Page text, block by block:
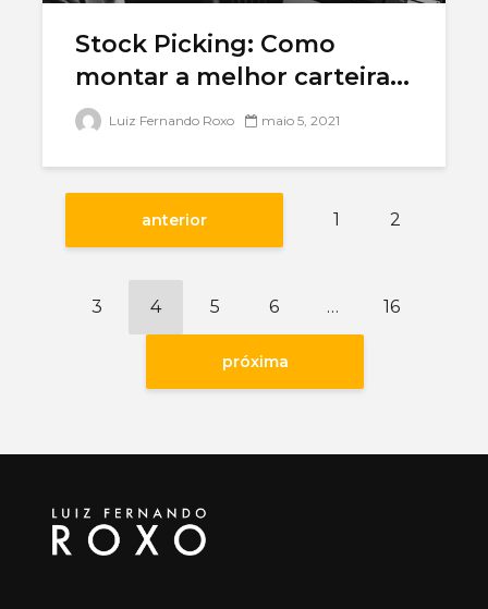
Stock Picking: Como
montar a melhor carteira...
Luiz Fernando Roxo maio 5, 2021
anterior 1 2
3 4 5 6 … 16
próxima